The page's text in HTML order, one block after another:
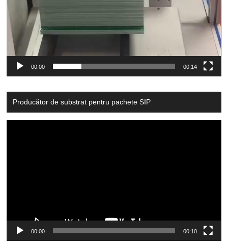
00:00 00:14
Producător de substrat pentru pachete SIP
00:00 00:10